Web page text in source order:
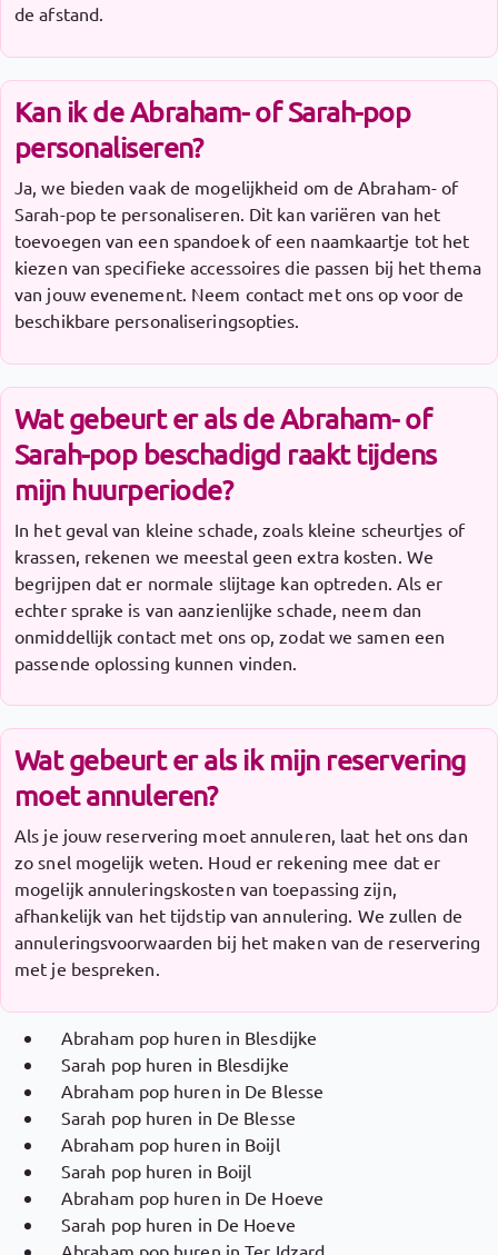
de afstand.
Kan ik de Abraham- of Sarah-pop
personaliseren?
Ja, we bieden vaak de mogelijkheid om de Abraham- of
Sarah-pop te personaliseren. Dit kan variëren van het
toevoegen van een spandoek of een naamkaartje tot het
kiezen van specifieke accessoires die passen bij het thema
van jouw evenement. Neem contact met ons op voor de
beschikbare personaliseringsopties.
Wat gebeurt er als de Abraham- of
Sarah-pop beschadigd raakt tijdens
mijn huurperiode?
In het geval van kleine schade, zoals kleine scheurtjes of
krassen, rekenen we meestal geen extra kosten. We
begrijpen dat er normale slijtage kan optreden. Als er
echter sprake is van aanzienlijke schade, neem dan
onmiddellijk contact met ons op, zodat we samen een
passende oplossing kunnen vinden.
Wat gebeurt er als ik mijn reservering
moet annuleren?
Als je jouw reservering moet annuleren, laat het ons dan
zo snel mogelijk weten. Houd er rekening mee dat er
mogelijk annuleringskosten van toepassing zijn,
afhankelijk van het tijdstip van annulering. We zullen de
annuleringsvoorwaarden bij het maken van de reservering
met je bespreken.
Abraham pop huren in Blesdijke
Sarah pop huren in Blesdijke
Abraham pop huren in De Blesse
Sarah pop huren in De Blesse
Abraham pop huren in Boijl
Sarah pop huren in Boijl
Abraham pop huren in De Hoeve
Sarah pop huren in De Hoeve